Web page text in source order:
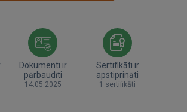
Dokumenti ir
pārbaudīti
14.05.2025
Sertifikāti ir
apstiprināti
1 sertifikāti